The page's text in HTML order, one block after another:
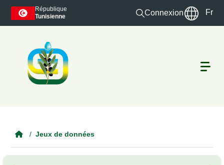
Skip to main content
République
Tunisienne
Connexion Fr
Jeux de données